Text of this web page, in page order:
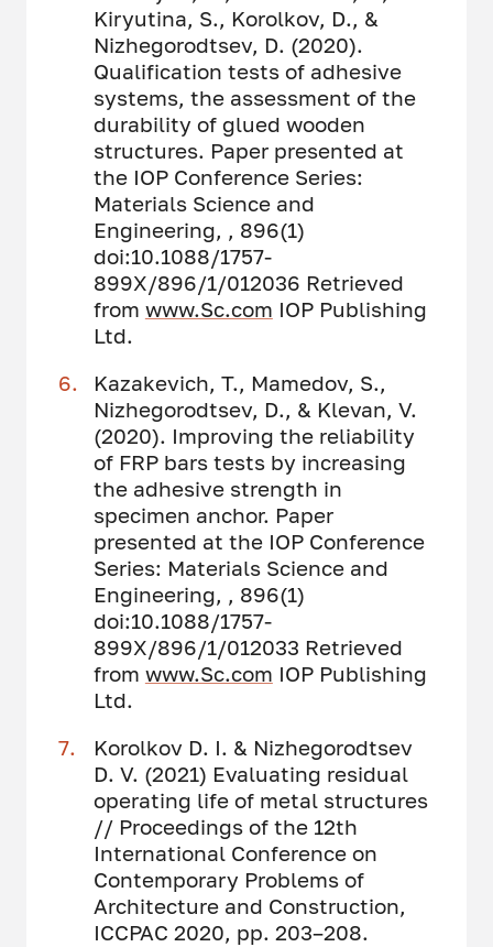
Kiryutina, S., Korolkov, D., &
Nizhegorodtsev, D. (2020).
Qualification tests of adhesive
systems, the assessment of the
durability of glued wooden
structures. Paper presented at
the IOP Conference Series:
Materials Science and
Engineering, , 896(1)
doi:10.1088/1757-
899X/896/1/012036 Retrieved
from www.Sc.com IOP Publishing
Ltd.
Kazakevich, T., Mamedov, S.,
Nizhegorodtsev, D., & Klevan, V.
(2020). Improving the reliability
of FRP bars tests by increasing
the adhesive strength in
specimen anchor. Paper
presented at the IOP Conference
Series: Materials Science and
Engineering, , 896(1)
doi:10.1088/1757-
899X/896/1/012033 Retrieved
from www.Sc.com IOP Publishing
Ltd.
Korolkov D. I. & Nizhegorodtsev
D. V. (2021) Evaluating residual
operating life of metal structures
// Proceedings of the 12th
International Conference on
Contemporary Problems of
Architecture and Construction,
ICCPAC 2020, pp. 203–208.